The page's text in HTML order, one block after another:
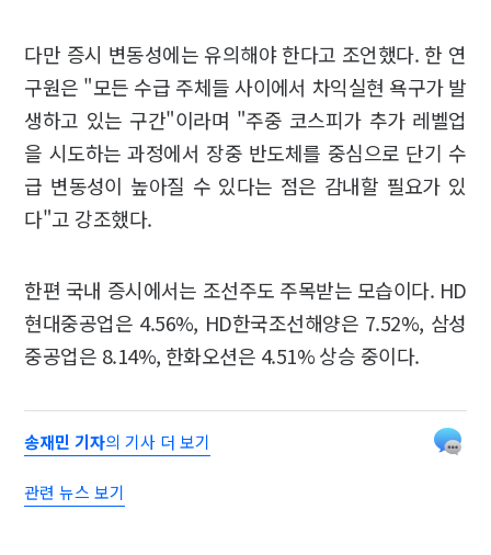
다만 증시 변동성에는 유의해야 한다고 조언했다. 한 연
구원은 "모든 수급 주체들 사이에서 차익실현 욕구가 발
생하고 있는 구간"이라며 "주중 코스피가 추가 레벨업
을 시도하는 과정에서 장중 반도체를 중심으로 단기 수
급 변동성이 높아질 수 있다는 점은 감내할 필요가 있
다"고 강조했다.
한편 국내 증시에서는 조선주도 주목받는 모습이다. HD
현대중공업은 4.56%, HD한국조선해양은 7.52%, 삼성
중공업은 8.14%, 한화오션은 4.51% 상승 중이다.
송재민 기자의 기사 더 보기
관련 뉴스 보기